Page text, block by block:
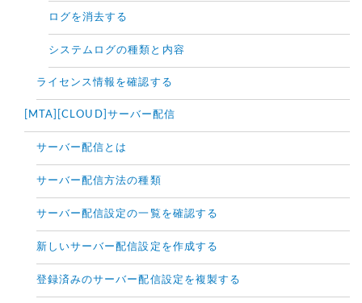
ログを消去する
システムログの種類と内容
ライセンス情報を確認する
[MTA][CLOUD]サーバー配信
サーバー配信とは
サーバー配信方法の種類
サーバー配信設定の一覧を確認する
新しいサーバー配信設定を作成する
登録済みのサーバー配信設定を複製する